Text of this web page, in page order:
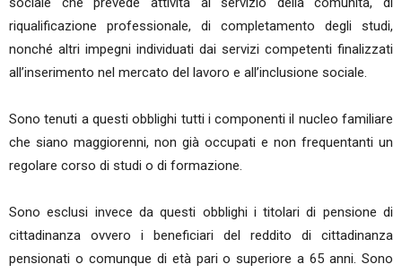
riqualificazione professionale, di completamento degli studi,
nonché altri impegni individuati dai servizi competenti finalizzati
all’inserimento nel mercato del lavoro e all’inclusione sociale.
Sono tenuti a questi obblighi tutti i componenti il nucleo familiare
che siano maggiorenni, non già occupati e non frequentanti un
regolare corso di studi o di formazione.
Sono esclusi invece da questi obblighi i titolari di pensione di
cittadinanza ovvero i beneficiari del reddito di cittadinanza
pensionati o comunque di età pari o superiore a 65 anni. Sono